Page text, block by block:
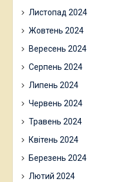
Листопад 2024
Жовтень 2024
Вересень 2024
Серпень 2024
Липень 2024
Червень 2024
Травень 2024
Квітень 2024
Березень 2024
Лютий 2024